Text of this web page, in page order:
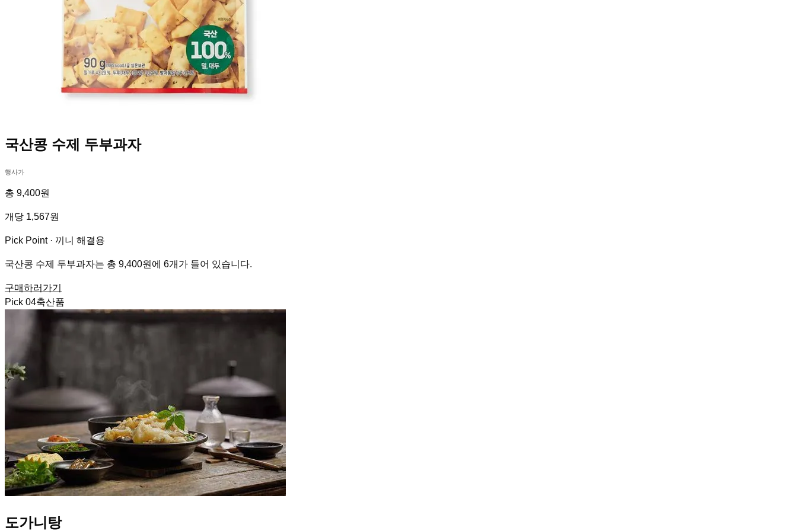
국산콩 수제 두부과자
행사가
총 9,400원
개당 1,567원
Pick Point · 끼니 해결용
국산콩 수제 두부과자는 총 9,400원에 6개가 들어 있습니다.
구매하러가기
Pick 04축산품
도가니탕